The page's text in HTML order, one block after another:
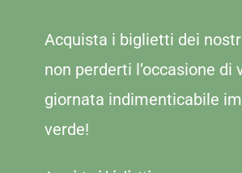
Acquista i biglietti dei
non perderti l’occasione di
giornata indimenticabile
verde!